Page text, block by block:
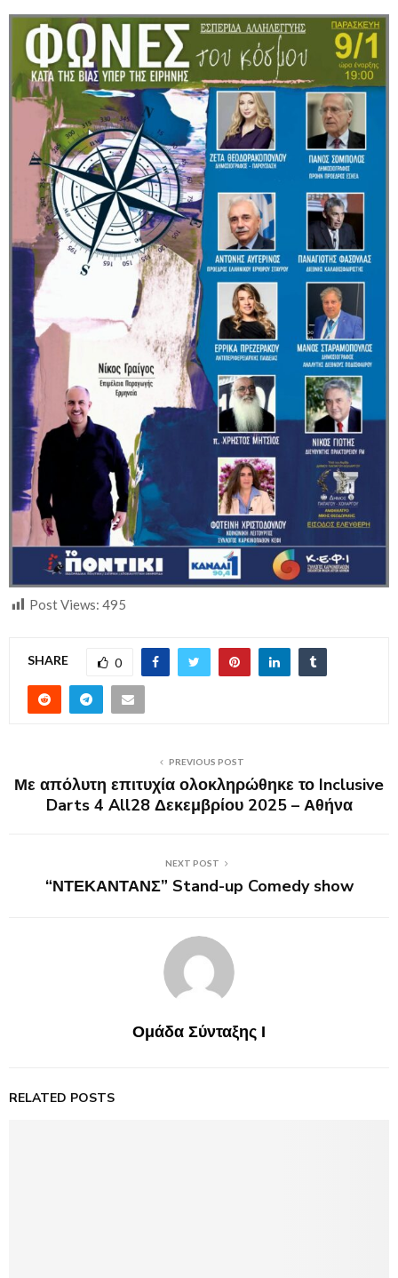
Post Views: 495
SHARE 0
PREVIOUS POST
Με απόλυτη επιτυχία ολοκληρώθηκε το Inclusive
Darts 4 All28 Δεκεμβρίου 2025 – Αθήνα
NEXT POST
“ΝΤΕΚΑΝΤΑΝΣ” Stand-up Comedy show
Ομάδα Σύνταξης Ι
RELATED POSTS